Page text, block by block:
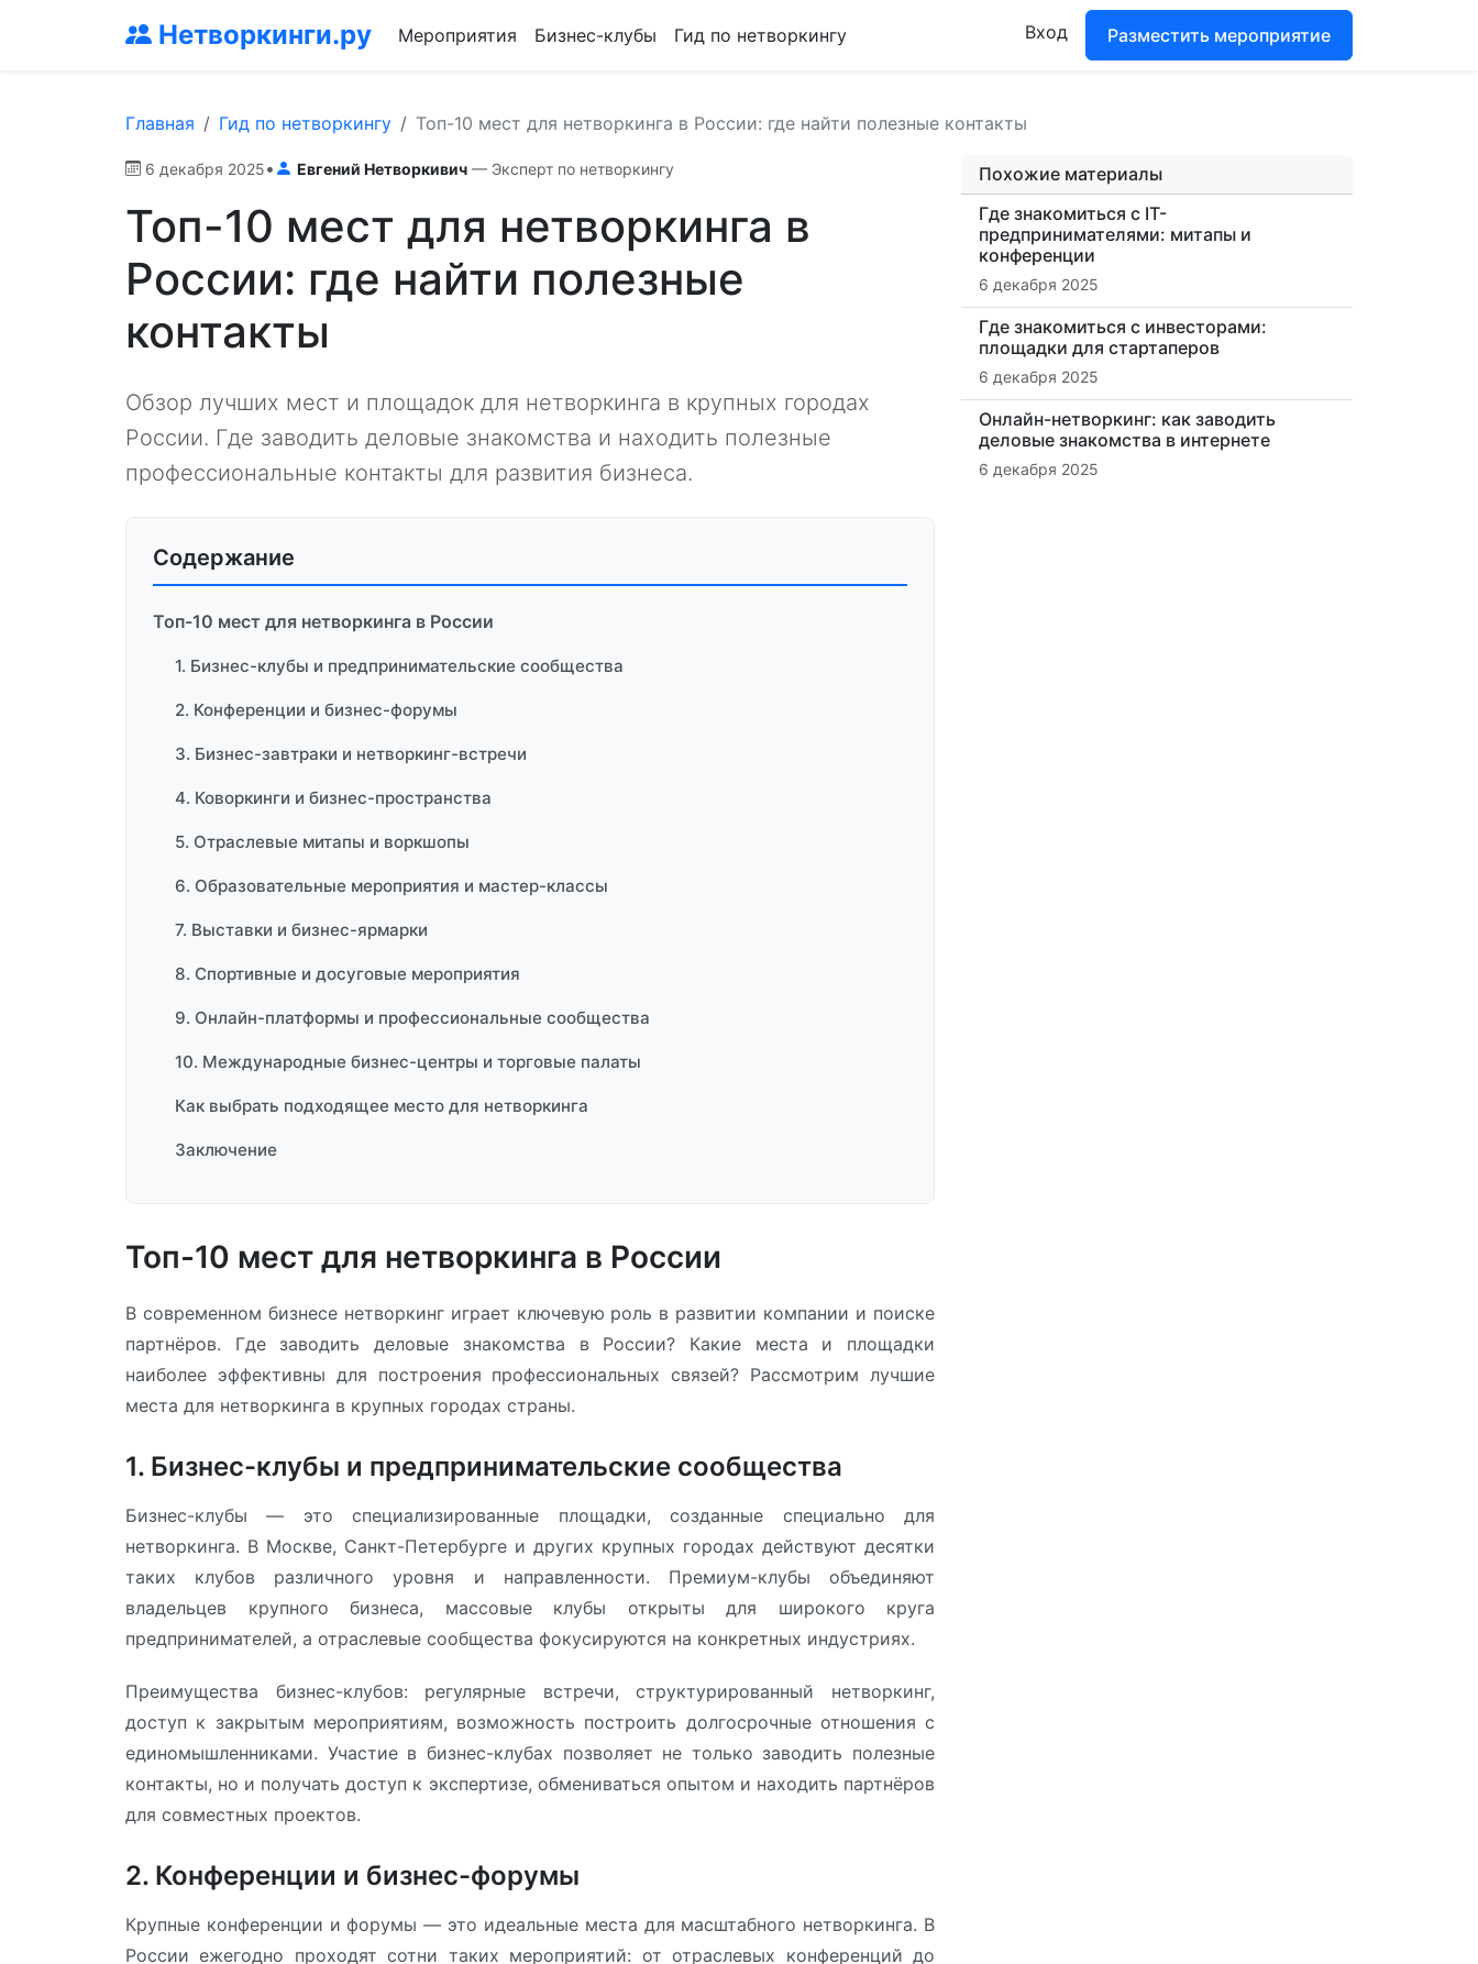
Нетворкинги.ру Мероприятия Бизнес-клубы Гид по нетворкингу Вход Разместить мероприятие
Главная Гид по нетворкингу Топ-10 мест для нетворкинга в России: где найти полезные контакты
6 декабря 2025• Евгений Нетворкивич — Эксперт по нетворкингу
Топ-10 мест для нетворкинга в
России: где найти полезные
контакты
Обзор лучших мест и площадок для нетворкинга в крупных городах
России. Где заводить деловые знакомства и находить полезные
профессиональные контакты для развития бизнеса.
Содержание
Топ-10 мест для нетворкинга в России
1. Бизнес-клубы и предпринимательские сообщества
2. Конференции и бизнес-форумы
3. Бизнес-завтраки и нетворкинг-встречи
4. Коворкинги и бизнес-пространства
5. Отраслевые митапы и воркшопы
6. Образовательные мероприятия и мастер-классы
7. Выставки и бизнес-ярмарки
8. Спортивные и досуговые мероприятия
9. Онлайн-платформы и профессиональные сообщества
10. Международные бизнес-центры и торговые палаты
Как выбрать подходящее место для нетворкинга
Заключение
Топ-10 мест для нетворкинга в России
В современном бизнесе нетворкинг играет ключевую роль в развитии компании и поиске
партнёров. Где заводить деловые знакомства в России? Какие места и площадки
наиболее эффективны для построения профессиональных связей? Рассмотрим лучшие
места для нетворкинга в крупных городах страны.
1. Бизнес-клубы и предпринимательские сообщества
Бизнес-клубы — это специализированные площадки, созданные специально для
нетворкинга. В Москве, Санкт-Петербурге и других крупных городах действуют десятки
таких клубов различного уровня и направленности. Премиум-клубы объединяют
владельцев крупного бизнеса, массовые клубы открыты для широкого круга
предпринимателей, а отраслевые сообщества фокусируются на конкретных индустриях.
Преимущества бизнес-клубов: регулярные встречи, структурированный нетворкинг,
доступ к закрытым мероприятиям, возможность построить долгосрочные отношения с
единомышленниками. Участие в бизнес-клубах позволяет не только заводить полезные
контакты, но и получать доступ к экспертизе, обмениваться опытом и находить партнёров
для совместных проектов.
2. Конференции и бизнес-форумы
Крупные конференции и форумы — это идеальные места для масштабного нетворкинга. В
России ежегодно проходят сотни таких мероприятий: от отраслевых конференций до
Похожие материалы
Где знакомиться с IT-
предпринимателями: митапы и
конференции
6 декабря 2025
Где знакомиться с инвесторами:
площадки для стартаперов
6 декабря 2025
Онлайн-нетворкинг: как заводить
деловые знакомства в интернете
6 декабря 2025